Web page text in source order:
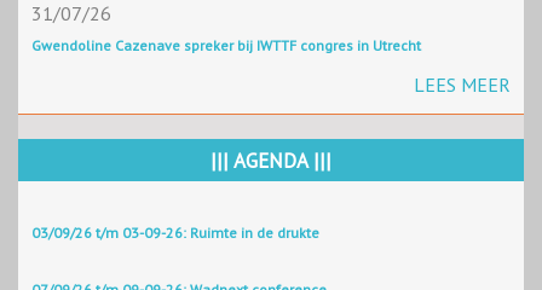
31/07/26
Gwendoline Cazenave spreker bij IWTTF congres in Utrecht
LEES MEER
||| AGENDA |||
03/09/26 t/m 03-09-26: Ruimte in de drukte